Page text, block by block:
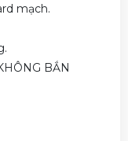
mạch.
BẮN